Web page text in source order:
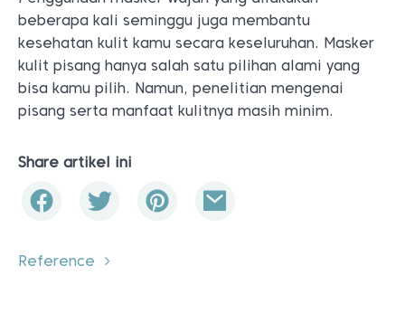
beberapa kali seminggu juga membantu
kesehatan kulit kamu secara keseluruhan. Masker
kulit pisang hanya salah satu pilihan alami yang
bisa kamu pilih. Namun, penelitian mengenai
pisang serta manfaat kulitnya masih minim.
Share artikel ini
Reference